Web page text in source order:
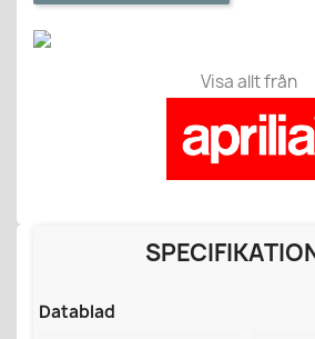
Visa allt från
Datablad